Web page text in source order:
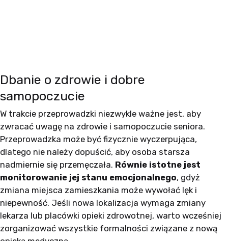
Dbanie o zdrowie i dobre
samopoczucie
W trakcie przeprowadzki niezwykle ważne jest, aby
zwracać uwagę na zdrowie i samopoczucie seniora.
Przeprowadzka może być fizycznie wyczerpująca,
dlatego nie należy dopuścić, aby osoba starsza
nadmiernie się przemęczała. Równie istotne jest
monitorowanie jej stanu emocjonalnego, gdyż
zmiana miejsca zamieszkania może wywołać lęk i
niepewność. Jeśli nowa lokalizacja wymaga zmiany
lekarza lub placówki opieki zdrowotnej, warto wcześniej
zorganizować wszystkie formalności związane z nową